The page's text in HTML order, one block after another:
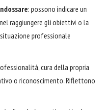
: possono indicare un
raggiungere gli obiettivi o la
professionale
cura della propria
o riconoscimento. Riflettono